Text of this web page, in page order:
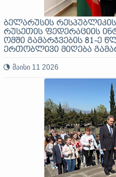
ბელარუსის
რუსეთის ფედერაციის
ომში გამარჯვების 81-ე
ერთობლივი მიღება
მაისი 11 2026